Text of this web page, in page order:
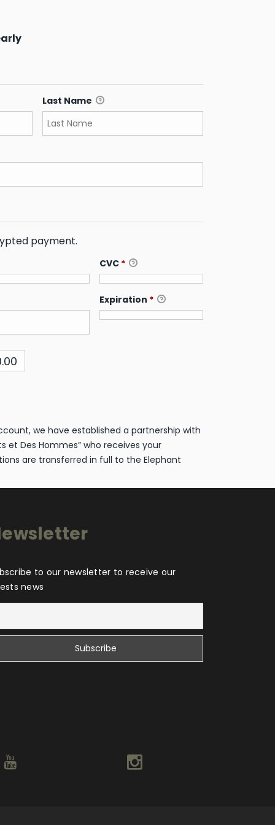
Last Name
payment.
CVC *
Expiration *
we have established a partnership with
et Des Hommes” who receives your
are transferred in full to the Elephant
to our newsletter to receive our
news